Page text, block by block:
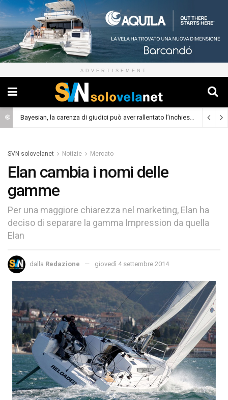
ADVERTISEMENT
Bayesian, la carenza di giudici può aver rallentato l’inchiesta (Cronaca)
SVN solovelanet Notizie Mercato
Elan cambia i nomi delle
gamme
Per una maggiore chiarezza nel marketing, Elan ha
deciso di separare la gamma Impression da quella
Elan
dalla Redazione giovedì 4 settembre 2014